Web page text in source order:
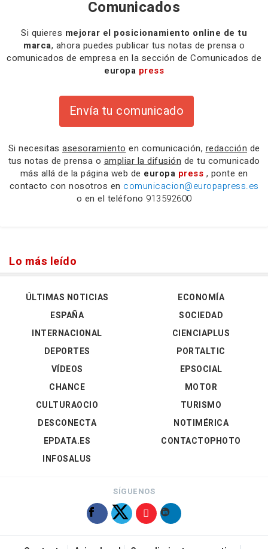
Comunicados
Si quieres mejorar el posicionamiento online de tu
marca, ahora puedes publicar tus notas de prensa o
comunicados de empresa en la sección de Comunicados de
europa press
Envía tu comunicado
Si necesitas asesoramiento en comunicación, redacción de
tus notas de prensa o ampliar la difusión de tu comunicado
más allá de la página web de europa press , ponte en
contacto con nosotros en comunicacion@europapress.es
o en el teléfono 913592600
Lo más leído
ÚLTIMAS NOTICIAS
ESPAÑA
INTERNACIONAL
DEPORTES
VÍDEOS
ECONOMÍA
SOCIEDAD
CIENCIAPLUS
PORTALTIC
EPSOCIAL
CHANCE
CULTURAOCIO
DESCONECTA
EPDATA.ES
INFOSALUS
MOTOR
TURISMO
NOTIMÉRICA
CONTACTOPHOTO
SÍGUENOS